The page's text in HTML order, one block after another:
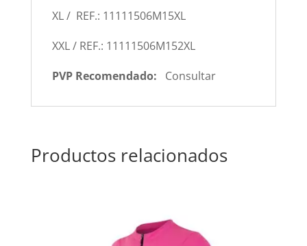
XL / REF.: 11111506M15XL
XXL / REF.: 11111506M152XL
PVP Recomendado: Consultar
Productos relacionados